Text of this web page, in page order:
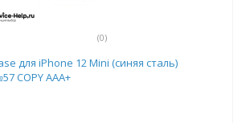
(0)
для iPhone 12 Mini (синяя сталь)
COPY AAA+